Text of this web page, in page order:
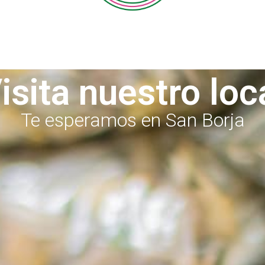
nuestro
Te esperamos en San Borja